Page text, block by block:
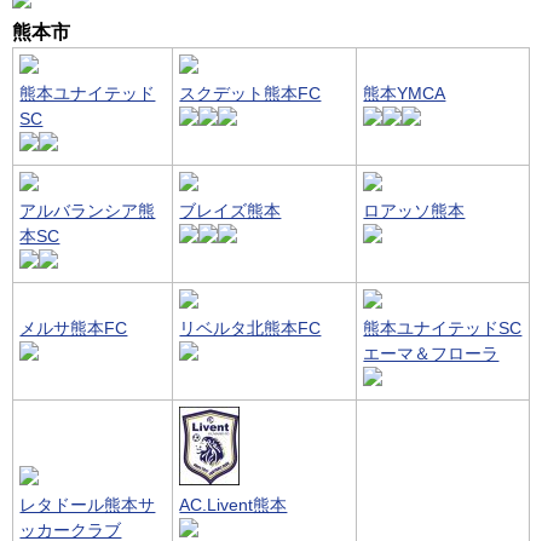
熊本市
熊本ユナイテッド
SC
スクデット熊本FC 熊本YMCA
アルバランシア熊
本SC
ブレイズ熊本 ロアッソ熊本
メルサ熊本FC リベルタ北熊本FC
熊本ユナイテッドSC
エーマ＆フローラ
レタドール熊本サ
ッカークラブ
AC.Livent熊本